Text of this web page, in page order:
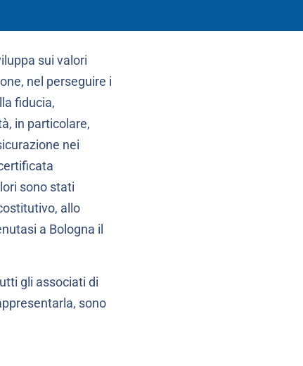
sui valori
nel perseguire i
fiducia,
in particolare,
nei
sono stati
allo
a Bologna il
gli associati di
sono